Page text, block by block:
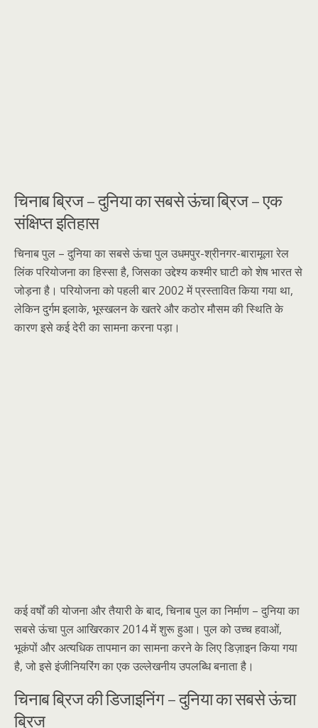
चिनाब ब्रिज – दुनिया का सबसे ऊंचा ब्रिज – एक
संक्षिप्त इतिहास
चिनाब पुल – दुनिया का सबसे ऊंचा पुल उधमपुर-श्रीनगर-बारामूला रेल
लिंक परियोजना का हिस्सा है, जिसका उद्देश्य कश्मीर घाटी को शेष भारत से
जोड़ना है। परियोजना को पहली बार 2002 में प्रस्तावित किया गया था,
लेकिन दुर्गम इलाके, भूस्खलन के खतरे और कठोर मौसम की स्थिति के
कारण इसे कई देरी का सामना करना पड़ा।
कई वर्षों की योजना और तैयारी के बाद, चिनाब पुल का निर्माण – दुनिया का
सबसे ऊंचा पुल आखिरकार 2014 में शुरू हुआ। पुल को उच्च हवाओं,
भूकंपों और अत्यधिक तापमान का सामना करने के लिए डिज़ाइन किया गया
है, जो इसे इंजीनियरिंग का एक उल्लेखनीय उपलब्धि बनाता है।
चिनाब ब्रिज की डिजाइनिंग – दुनिया का सबसे ऊंचा
ब्रिज